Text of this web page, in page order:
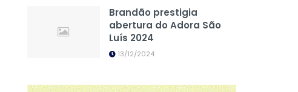
Brandão prestigia
abertura do Adora São
Luís 2024
13/12/2024